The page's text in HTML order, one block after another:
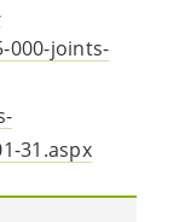
000-joints-
31.aspx